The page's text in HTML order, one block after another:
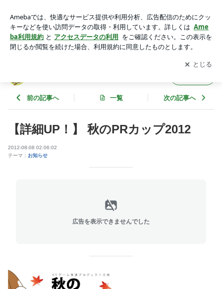
クトのブログアプリをダウンロードして ブログの更新通知
を受け取りまし
ょう。
開く
前の記事へ 一覧 次の記事へ
【詳細UP！】 秋のPRカップ2012
2012-08-08 02:06:02
テーマ： お知らせ
広告を表示できませんでした